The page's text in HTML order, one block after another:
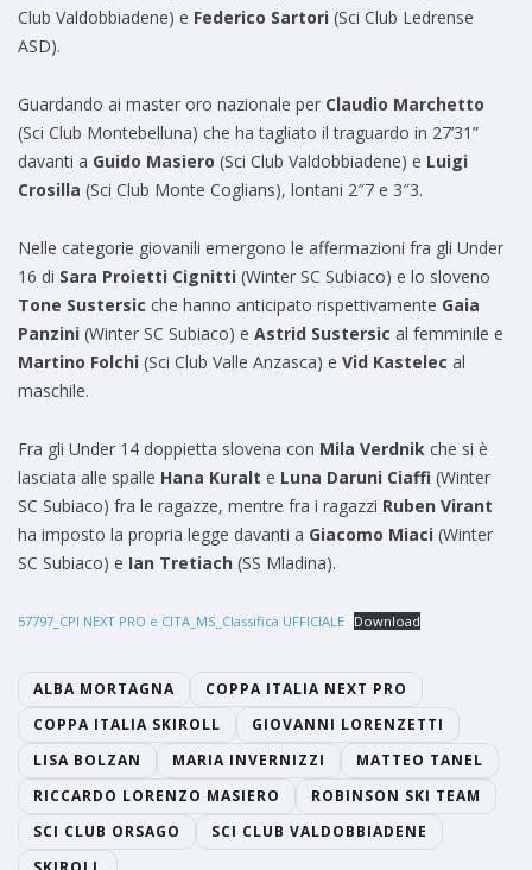
Club Valdobbiadene) e Federico Sartori (Sci Club Ledrense
ASD).
Guardando ai master oro nazionale per Claudio Marchetto
(Sci Club Montebelluna) che ha tagliato il traguardo in 27’31”
davanti a Guido Masiero (Sci Club Valdobbiadene) e Luigi
Crosilla (Sci Club Monte Coglians), lontani 2″7 e 3″3.
Nelle categorie giovanili emergono le affermazioni fra gli Under
16 di Sara Proietti Cignitti (Winter SC Subiaco) e lo sloveno
Tone Sustersic che hanno anticipato rispettivamente Gaia
Panzini (Winter SC Subiaco) e Astrid Sustersic al femminile e
Martino Folchi (Sci Club Valle Anzasca) e Vid Kastelec al
maschile.
Fra gli Under 14 doppietta slovena con Mila Verdnik che si è
lasciata alle spalle Hana Kuralt e Luna Daruni Ciaffi (Winter
SC Subiaco) fra le ragazze, mentre fra i ragazzi Ruben Virant
ha imposto la propria legge davanti a Giacomo Miaci (Winter
SC Subiaco) e Ian Tretiach (SS Mladina).
57797_CPI NEXT PRO e CITA_MS_Classifica UFFICIALE Download
ALBA MORTAGNA
COPPA ITALIA NEXT PRO
COPPA ITALIA SKIROLL
GIOVANNI LORENZETTI
LISA BOLZAN
MARIA INVERNIZZI
MATTEO TANEL
RICCARDO LORENZO MASIERO
ROBINSON SKI TEAM
SCI CLUB ORSAGO
SCI CLUB VALDOBBIADENE